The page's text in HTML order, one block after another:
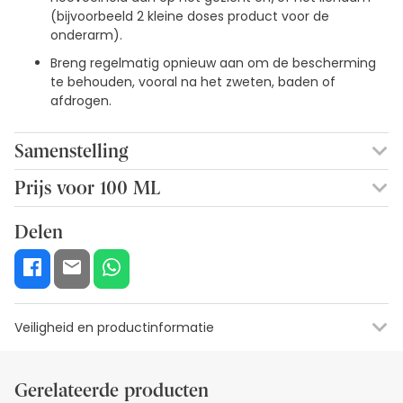
(bijvoorbeeld 2 kleine doses product voor de
onderarm).
Breng regelmatig opnieuw aan om de bescherming
te behouden, vooral na het zweten, baden of
afdrogen.
Samenstelling
AVENE AQUA, ethylhexylmethoxycinnamaat, BIS-
Ethylhexyloxyphenol methoxyfenyl, glycerine, AQUA,
CYCLOMETHIONE, DIMETHICONE, laurylglucoside,
POLYGLYCERYÑ-2-dipolyhydroxystearaat, butylparabeen,
citroenzuur, decylglucoside, EDTA dinatrium ethylparabeen,
PARFUM , ISOBUTYLPARABEN, MAGNESIUM ALUMINIUM SILICAAT,
PROPYLPARABEN, TITANIUMDIOXIDE, TOCOPHERYL GLUCOSIDE,
Prijs voor 100 ML
Delen
Veiligheid en productinformatie
Gerelateerde producten